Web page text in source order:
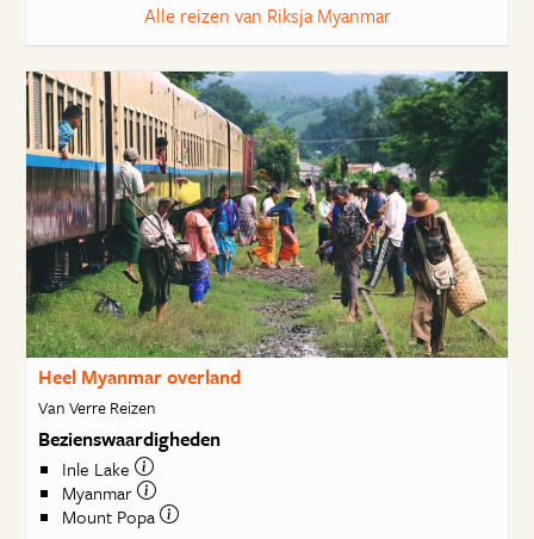
Alle reizen van Riksja Myanmar
Heel Myanmar overland
Van Verre Reizen
Bezienswaardigheden
Inle Lake
Myanmar
Mount Popa